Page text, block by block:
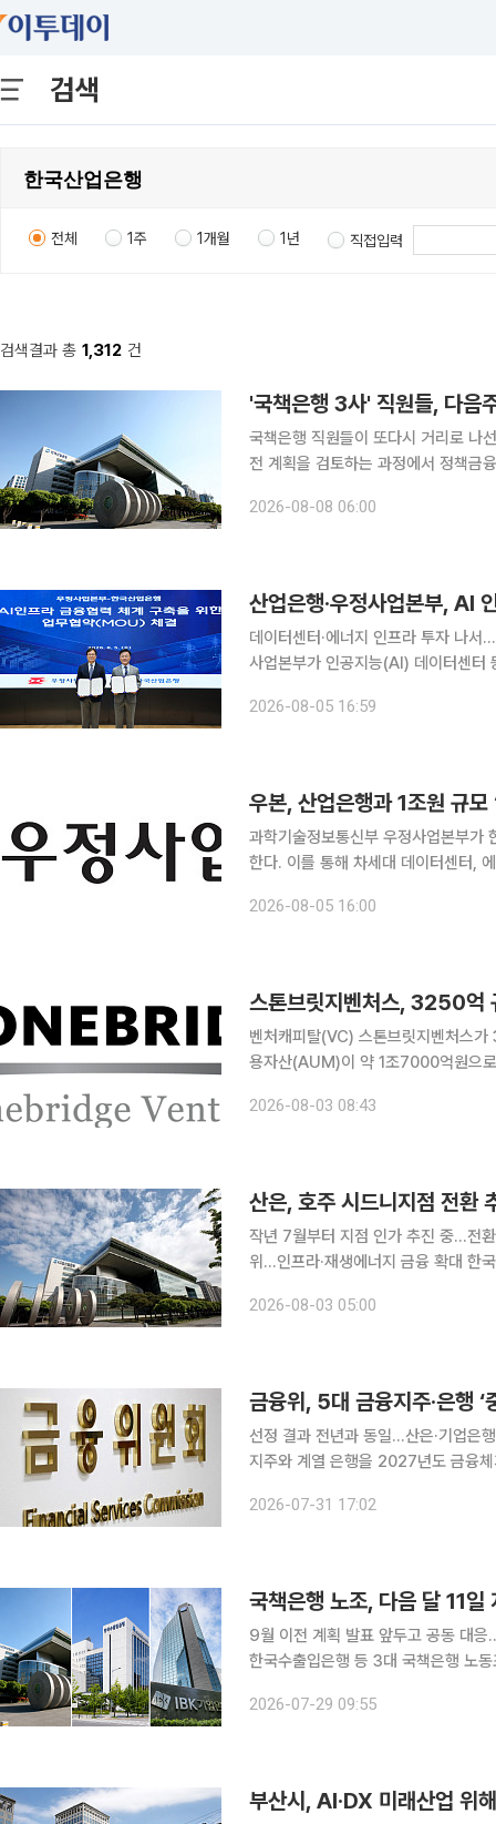
검색
전체 1주 1개월 1년 직접입력
검색결과 총 1,312 건
'국책은행 3사' 직원들, 다음
국책은행 직원들이 또다시 거리로 나
전 계획을 검토하는 과정에서 정책금
2026-08-08 06:00
산업은행·우정사업본부, AI
데이터센터·에너지 인프라 투자 나서…20년 만에 재출자 한국산
사업본부가 인공지능(AI) 데이터센터
2026-08-05 16:59
우본, 산업은행과 1조원 규모
과학기술정보통신부 우정사업본부가
한다. 이를 통해 차세대 데이터센터,
2026-08-05 16:00
스톤브릿지벤처스, 3250억
벤처캐피탈(VC) 스톤브릿지벤처스
용자산(AUM)이 약 1조7000억원으
르면 스톤브릿지벤처스는 지난달 말
2026-08-03 08:43
산은, 호주 시드니지점 전환
작년 7월부터 지점 인가 추진 중…전
위…인프라·재생에너지 금융 확대 한국산업은행이 호주 시드니 사무소의 지점 전환을 통해 현지 인
2026-08-03 05:00
금융위, 5대 금융지주·은행
선정 결과 전년과 동일…산은·기업은행은 정부
지주와 계열 은행을 2027년도 금융체계상 중요
2026-07-31 17:02
국책은행 노조, 다음 달 11일
9월 이전 계획 발표 앞두고 공동 대응…서울 산은 본점
한국수출입은행 등 3대 국책은행 노
하기로 했다. 집회는 다음 달 11일 오
2026-07-29 09:55